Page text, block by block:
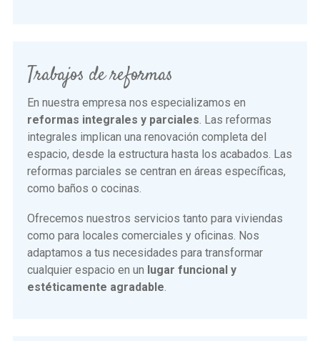
Trabajos de reformas
En nuestra empresa nos especializamos en
reformas integrales y parciales . Las reformas
integrales implican una renovación completa del
espacio, desde la estructura hasta los acabados. Las
reformas parciales se centran en áreas específicas,
como baños o cocinas.
Ofrecemos nuestros servicios tanto para viviendas
como para locales comerciales y oficinas. Nos
adaptamos a tus necesidades para transformar
cualquier espacio en un lugar funcional y
estéticamente agradable